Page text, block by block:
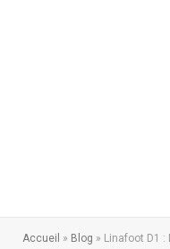
Accueil » Blog » Linafoot D1 :